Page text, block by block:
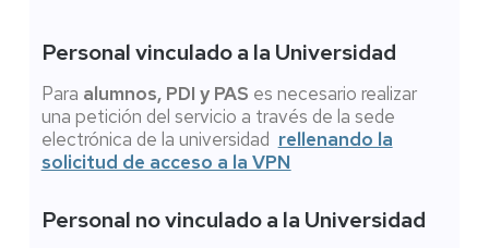
Personal vinculado a la Universidad
Para alumnos, PDI y PAS es necesario realizar
una petición del servicio a través de la sede
electrónica de la universidad rellenando la
solicitud de acceso a la VPN
Personal no vinculado a la Universidad